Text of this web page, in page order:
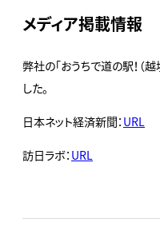
メディア掲載情報
弊社の「おうちで道の駅！（
した。
日本ネット経済新聞：URL
訪日ラボ：URL